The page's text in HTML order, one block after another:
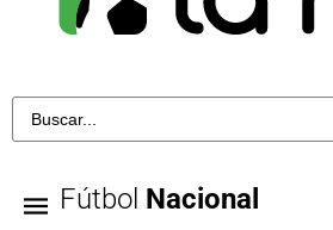
Fútbol Nacional